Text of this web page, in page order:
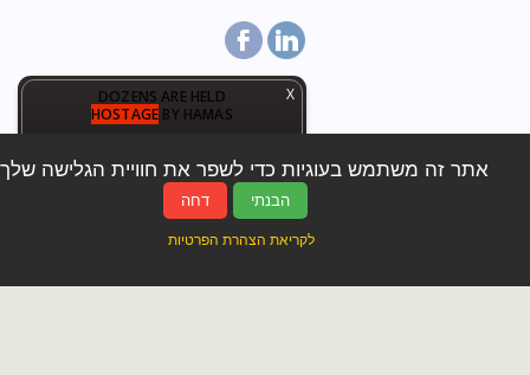
X
DOZENS ARE HELD
HOSTAGE BY HAMAS
1 0 3 6: 1 8: 2 5:0 7
אתר זה משתמש בעוגיות כדי לשפר את חוויית הגלישה
הבנתי דחה
לקריאת הצהרת הפרטיות
דף הבית אודותי נכסים התחדשות עירונית
הושכר יצירת קשר
הצהרת פרטיות שווי הנכס שלי